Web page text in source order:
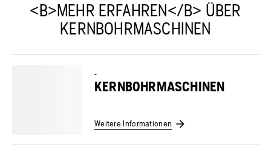
<B>MEHR ERFAHREN</B> ÜBER
KERNBOHRMASCHINEN
-
KERNBOHRMASCHINEN
Weitere Informationen